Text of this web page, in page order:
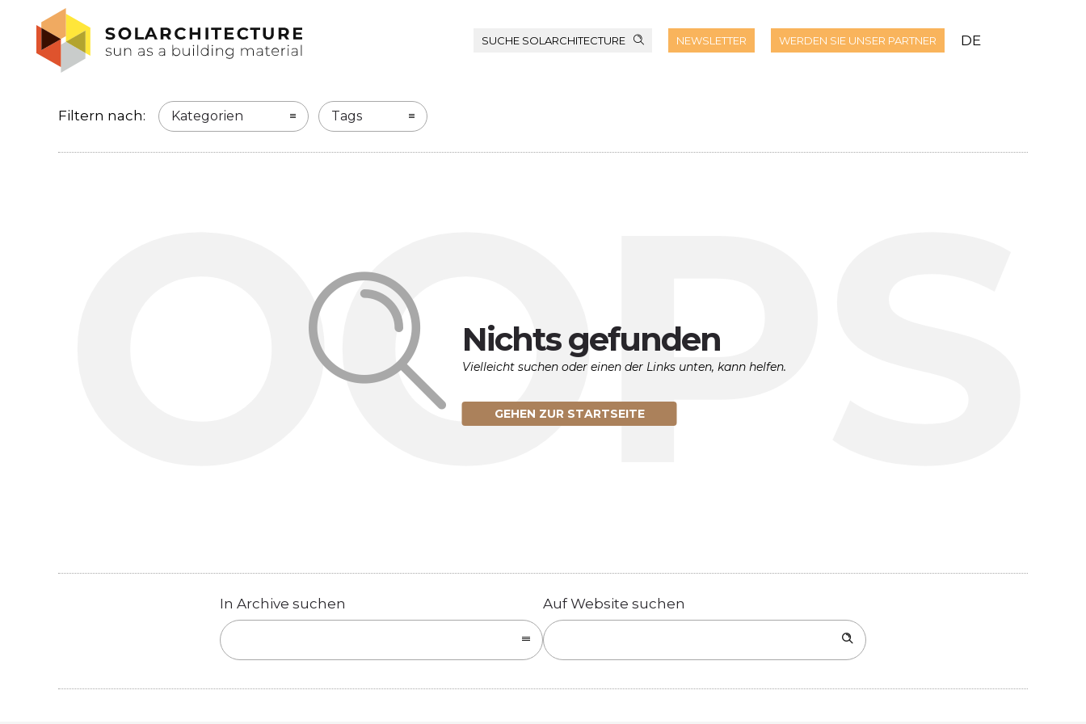
SUCHE SOLARCHITECTURE NEWSLETTER WERDEN SIE UNSER PARTNER DE
Filtern nach: Kategorien Tags
OOPS
Nichts gefunden
Vielleicht suchen oder einen der Links unten, kann helfen.
GEHEN ZUR STARTSEITE
In Archive suchen Auf Website suchen